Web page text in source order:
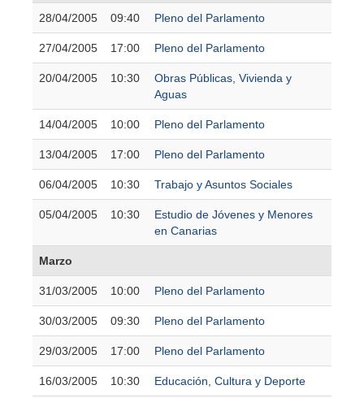
28/04/2005 09:40 Pleno del Parlamento
27/04/2005 17:00 Pleno del Parlamento
20/04/2005 10:30
Obras Públicas, Vivienda y
Aguas
14/04/2005 10:00 Pleno del Parlamento
13/04/2005 17:00 Pleno del Parlamento
06/04/2005 10:30 Trabajo y Asuntos Sociales
05/04/2005 10:30
Estudio de Jóvenes y Menores
en Canarias
Marzo
31/03/2005 10:00 Pleno del Parlamento
30/03/2005 09:30 Pleno del Parlamento
29/03/2005 17:00 Pleno del Parlamento
16/03/2005 10:30 Educación, Cultura y Deporte